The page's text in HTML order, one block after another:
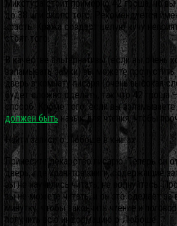
Микстура стоит примерно 42 гроша, но
до 38 или около того. Рекомендуется
красть. Кража создаст целую кучу
стоят того.
В качестве альтернативы (если вы очень
взламывать замки) вы можете пропустить
дверь в комнату писаря (очень высокая
будет сложно сделать, так что 42 гроша
способ. Кроме того, если вы взламываете
должен быть навык для чтения, чтобы
Найти записи о Любоше в книгах
Принесите лекарство писарю. Теперь он
дверь, где хранятся книги, содержащие
вы не научились читать, не волнуйтесь.
вы не можете читать, и он это сделает за
минутку, чтобы закончить чтение и
получить всю информацию о Любоше.